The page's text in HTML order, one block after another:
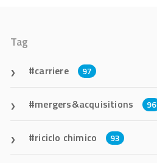
Tag
carriere 97
mergers&acquisitions 96
riciclo chimico 93